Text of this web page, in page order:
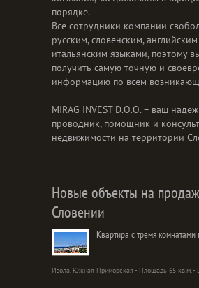
порядке.
Все сотрудники компании
русским, словенским,
итальянским языками, поэтому
получить самую точную и
информацию по всем
MIRAG INVEST D.O.O. – ваш
проводник, помощник и
недвижимости на территории
Новые объекты на
Словении
Квартира с тремя
Изола, Южная Приморская - Площадь 65 кв.м. -